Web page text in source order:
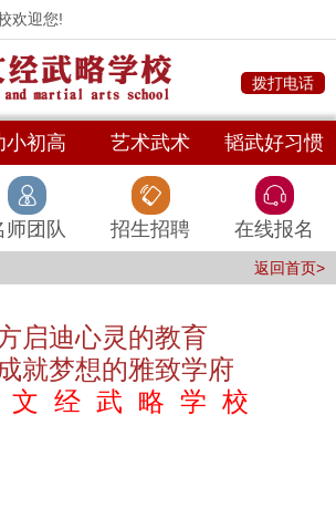
欢迎您!
拨打电话
小初高 艺术武术 韬武好习惯
师团队 招生招聘 在线报名
返回首页>
启迪心灵的教育
就梦想的雅致学府
文 经 武 略 学 校